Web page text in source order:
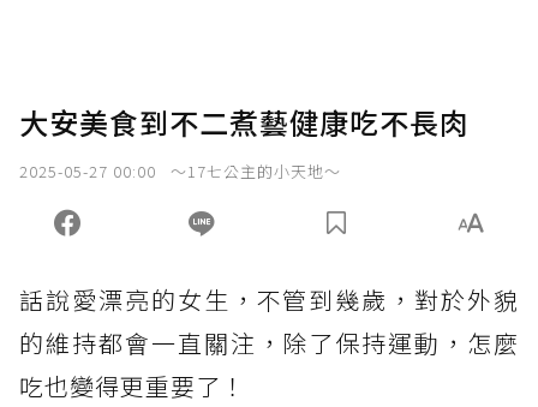
大安美食到不二煮藝健康吃不長肉
2025-05-27 00:00 ～17七公主的小天地～
話說愛漂亮的女生，不管到幾歲，對於外貌
的維持都會一直關注，除了保持運動，怎麼
吃也變得更重要了！